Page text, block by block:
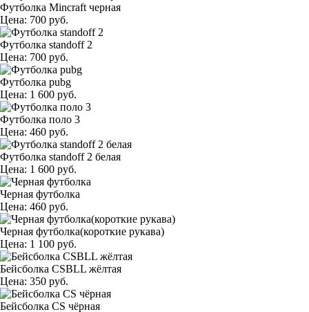
Футболка Mincraft черная
Цена: 700 руб.
Футболка standoff 2
Цена: 700 руб.
Футболка pubg
Цена: 1 600 руб.
Футболка поло 3
Цена: 460 руб.
Футболка standoff 2 белая
Цена: 1 600 руб.
Черная футболка
Цена: 460 руб.
Черная футболка(короткие рукава)
Цена: 1 100 руб.
Бейсболка CSBLL жёлтая
Цена: 350 руб.
Бейсболка CS чёрная